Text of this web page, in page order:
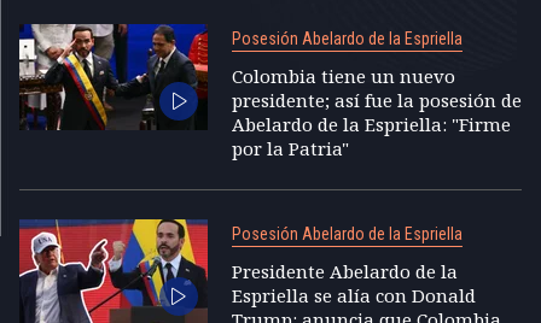
Posesión Abelardo de la Espriella
Colombia tiene un nuevo
presidente; así fue la posesión de
Abelardo de la Espriella: "Firme
por la Patria"
Posesión Abelardo de la Espriella
Presidente Abelardo de la
Espriella se alía con Donald